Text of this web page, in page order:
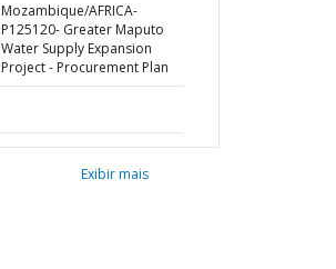
Mozambique/AFRICA-
P125120- Greater Maputo
Water Supply Expansion
Project - Procurement Plan
Exibir mais